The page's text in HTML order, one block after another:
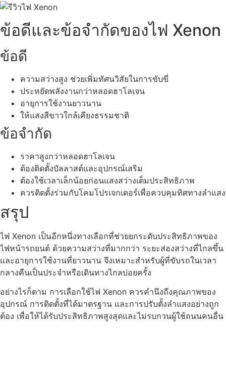
ข้อดีและข้อจำกัดของไฟ Xenon
ข้อดี
ความสว่างสูง ช่วยเพิ่มทัศนวิสัยในการขับขี่
ประหยัดพลังงานกว่าหลอดฮาโลเจน
อายุการใช้งานยาวนาน
ให้แสงสีขาวใกล้เคียงธรรมชาติ
ข้อจำกัด
ราคาสูงกว่าหลอดฮาโลเจน
ต้องติดตั้งบัลลาสต์และอุปกรณ์เสริม
ต้องใช้เวลาเล็กน้อยก่อนแสงสว่างเต็มประสิทธิภาพ
ควรติดตั้งร่วมกับโคมโปรเจกเตอร์เพื่อควบคุมทิศทางลำแสง
สรุป
ไฟ Xenon เป็นอีกหนึ่งทางเลือกที่ช่วยยกระดับประสิทธิภาพของ
ไฟหน้ารถยนต์ ด้วยความสว่างที่มากกว่า ระยะส่องสว่างที่ไกลขึ้น
และอายุการใช้งานที่ยาวนาน จึงเหมาะสำหรับผู้ที่ขับรถในเวลา
กลางคืนเป็นประจำหรือเดินทางไกลบ่อยครั้ง
อย่างไรก็ตาม การเลือกใช้ไฟ Xenon ควรคำนึงถึงคุณภาพของ
อุปกรณ์ การติดตั้งที่ได้มาตรฐาน และการปรับตั้งลำแสงอย่างถูก
ต้อง เพื่อให้ได้รับประสิทธิภาพสูงสุดและไม่รบกวนผู้ใช้ถนนคนอื่น